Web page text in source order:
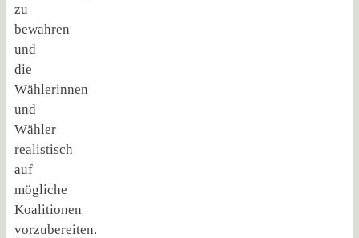
zu
bewahren
und
die
Wählerinnen
und
Wähler
realistisch
auf
mögliche
Koalitionen
vorzubereiten.